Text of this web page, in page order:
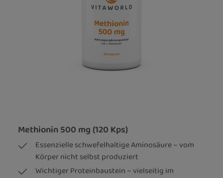
Methionin 500 mg (120 Kps)
Essenzielle schwefelhaltige Aminosäure – vom
Körper nicht selbst produziert
Wichtiger Proteinbaustein – vielseitig im